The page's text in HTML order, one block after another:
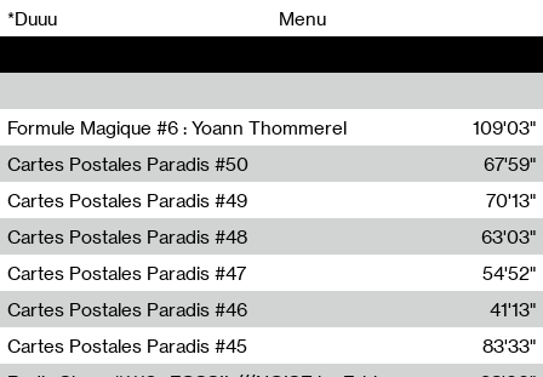
*Duuu Menu
Formule Magique #6 : Yoann Thommerel
Nathalie Lacroix,Yoann Thommerel
109'03"
Cartes Postales Paradis #50
Zoé Leroux
67'59"
Cartes Postales Paradis #49
Aurore Portales
70'13"
Cartes Postales Paradis #48
Mathias Dupaquier
63'03"
Cartes Postales Paradis #47
Raymond Engramer
54'52"
Cartes Postales Paradis #46
Sarah Banville
41'13"
Cartes Postales Paradis #45
Mateo Cuin
83'33"
00 00
00 00